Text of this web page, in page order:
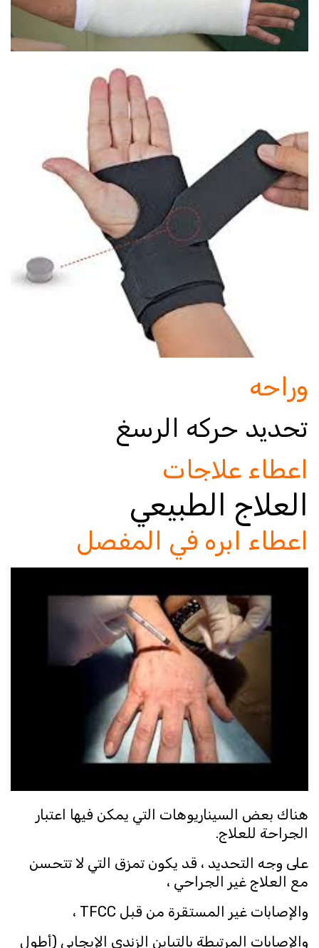
وراحه
تحديد حركه الرسغ
اعطاء علاجات
العلاج الطبيعي
اعطاء ابره في المفصل
هناك بعض السيناريوهات التي يمكن فيها اعتبار
الجراحة للعلاج.
على وجه التحديد ، قد يكون تمزق التي لا تتحسن
مع العلاج غير الجراحي ،
والإصابات غير المستقرة من قبل TFCC ،
والإصابات المرتبطة بالتباين الزندي الإيجابي (أطول